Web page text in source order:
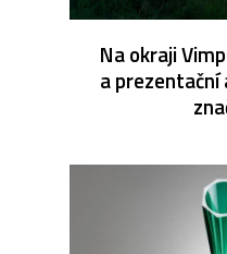
Na okraji
a prezentační